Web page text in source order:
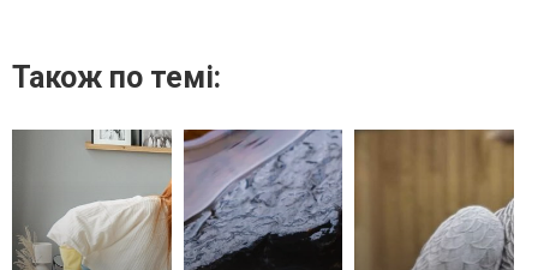
Також по темі: